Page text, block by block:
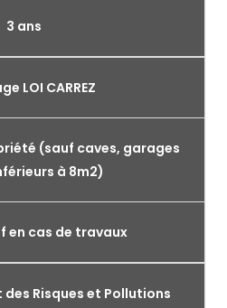
3 ans
LOI CARREZ
(sauf caves, garages
à 8m2)
en cas de travaux
des Risques et Pollutions